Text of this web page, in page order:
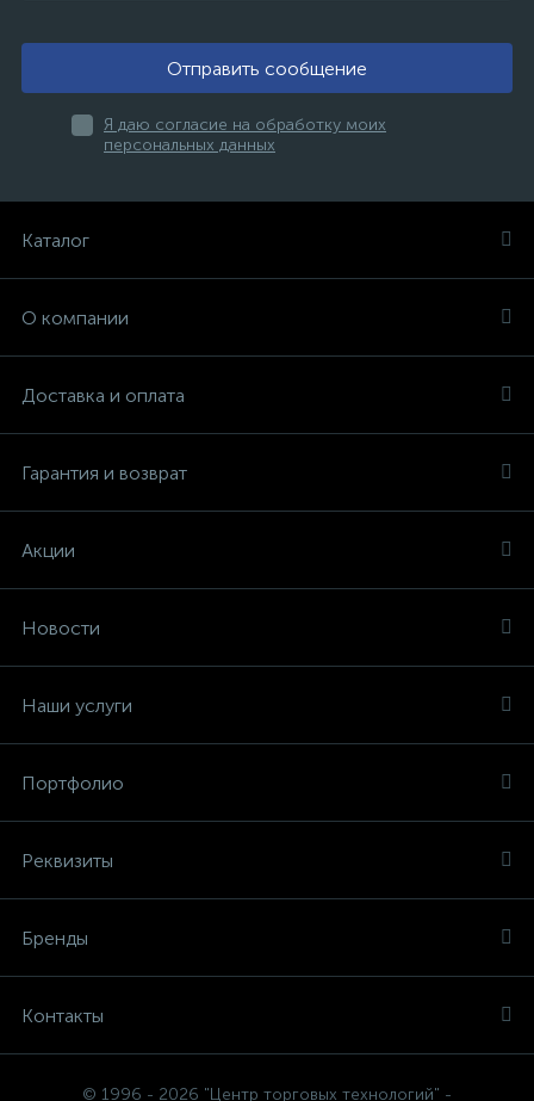
Отправить сообщение
Я даю согласие на обработку моих
персональных данных
Каталог
О компании
Доставка и оплата
Гарантия и возврат
Акции
Новости
Наши услуги
Портфолио
Реквизиты
Бренды
Контакты
© 1996 - 2026 "Центр торговых технологий" -